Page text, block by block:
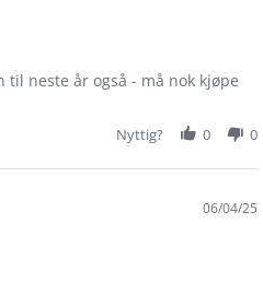
neste år også - må nok kjøpe
Nyttig? 0 0
06/04/25